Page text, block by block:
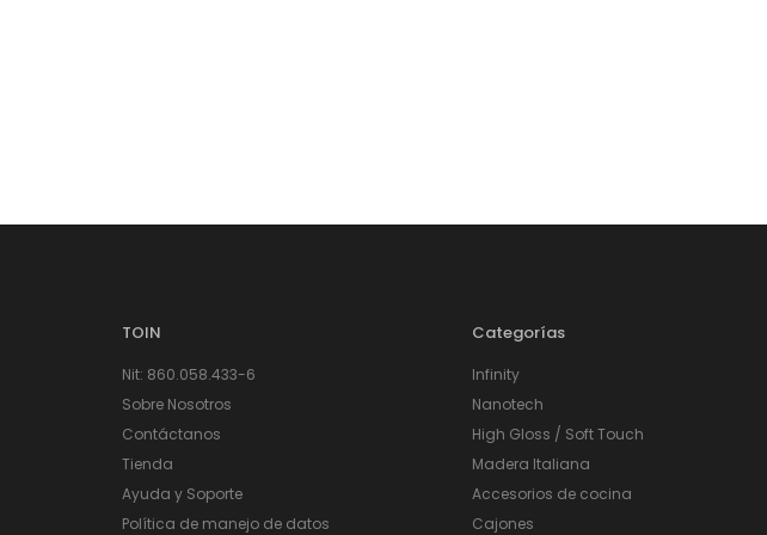
TOIN
Nit: 860.058.433-6
Sobre Nosotros
Contáctanos
Tienda
Ayuda y Soporte
Política de manejo de datos
Categorías
Infinity
Nanotech
High Gloss / Soft Touch
Madera Italiana
Accesorios de cocina
Cajones